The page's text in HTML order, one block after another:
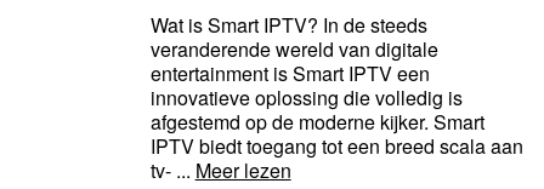
Wat is Smart IPTV? In de steeds
veranderende wereld van digitale
entertainment is Smart IPTV een
innovatieve oplossing die volledig is
afgestemd op de moderne kijker. Smart
IPTV biedt toegang tot een breed scala aan
tv- ... Meer lezen